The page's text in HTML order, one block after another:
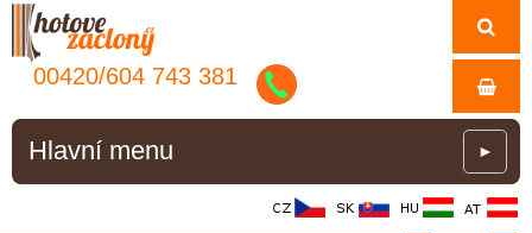
00420/604 743 381
Hlavní menu ►